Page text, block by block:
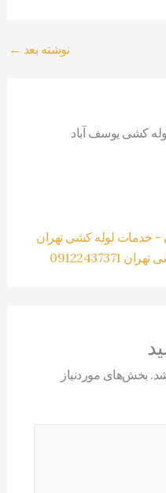
نوشته بعد ←
لوله کشی یوسف آباد
- خدمات لوله کشی تهران
بخش‌های موردنیاز